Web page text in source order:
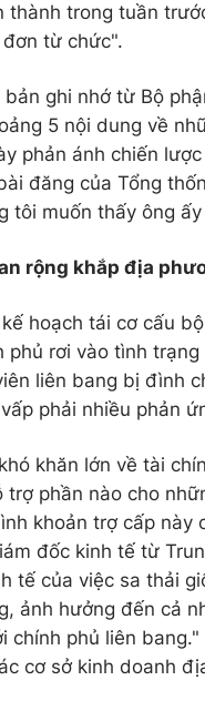
thành trong tuần
từ chức".
ghi nhớ từ Bộ
5 nội dung về
phản ánh chiến
đăng của Tổng
tôi muốn thấy ông
rộng khắp địa
hoạch tái cơ cấu
phủ rơi vào tình
liên bang bị đình
phải nhiều phản
khăn lớn về tài
trợ phần nào cho
khoản trợ cấp
đốc kinh tế từ
tế của việc sa thải
ảnh hưởng đến cả
chính phủ liên
cơ sở kinh doanh